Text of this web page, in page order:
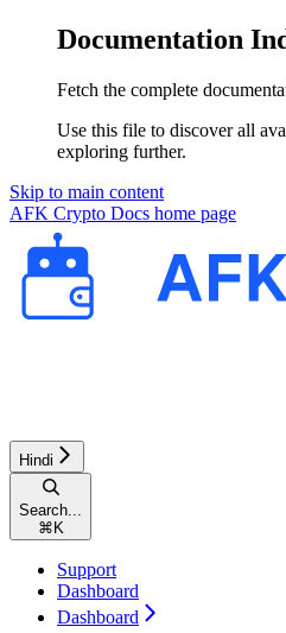
Documentation
Fetch the complete
Use this file to discover all
exploring further.
Skip to main content
AFK Crypto Docs home page
Hindi
Search...
⌘ K
Support
Dashboard
Dashboard